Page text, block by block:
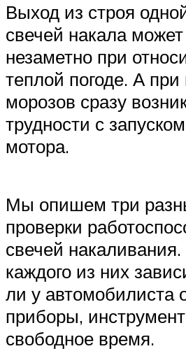
Выход из строя
свечей накала
незаметно при
теплой погоде. А при
морозов сразу
трудности с
мотора.
Мы опишем три
проверки
свечей
каждого из них
ли у автомобилиста
приборы,
свободное время.